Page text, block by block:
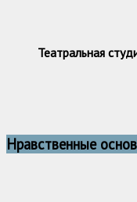
Театральная
Нравственные